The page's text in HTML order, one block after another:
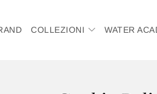
COLLEZIONI WATER